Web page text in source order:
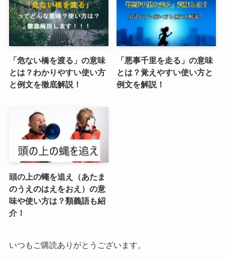
「危ない橋を渡る」の意味
とは？わかりやすい使い方
と例文を徹底解説！
「悪事千里を走る」の意味
とは？覚えやすい使い方と
例文を解説！
頭の上の蠅を追え（あたま
のうえのはえをおえ）の意
味や使い方は？類義語も紹
介！
いつもご購読ありがとうございます。